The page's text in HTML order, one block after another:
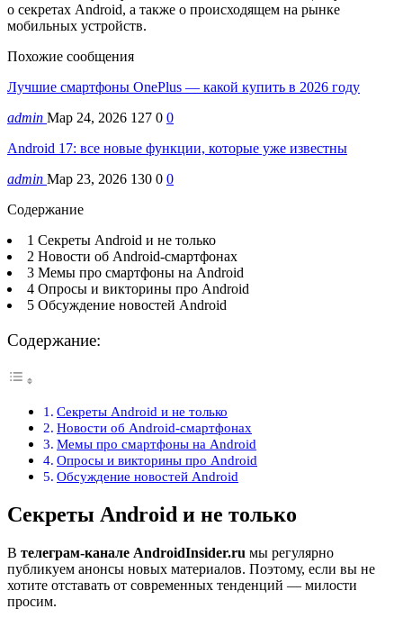
о секретах Android, а также о происходящем на рынке
мобильных устройств.
Похожие сообщения
Лучшие смартфоны OnePlus — какой купить в 2026 году
admin Мар 24, 2026 127 0 0
Android 17: все новые функции, которые уже известны
admin Мар 23, 2026 130 0 0
Содержание
1 Секреты Android и не только
2 Новости об Android-смартфонах
3 Мемы про смартфоны на Android
4 Опросы и викторины про Android
5 Обсуждение новостей Android
Содержание:
Секреты Android и не только
Новости об Android-смартфонах
Мемы про смартфоны на Android
Опросы и викторины про Android
Обсуждение новостей Android
Секреты Android и не только
В телеграм-канале AndroidInsider.ru мы регулярно
публикуем анонсы новых материалов. Поэтому, если вы не
хотите отставать от современных тенденций — милости
просим.